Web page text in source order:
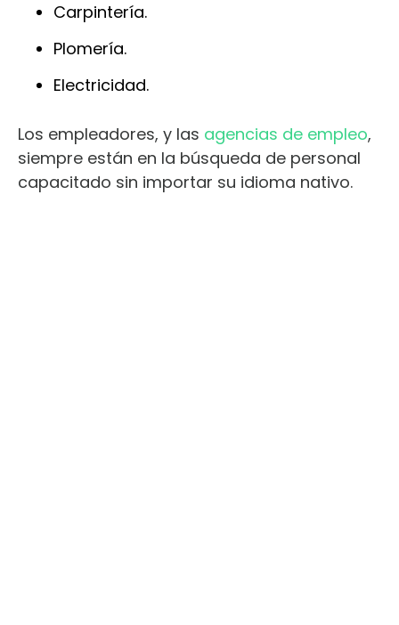
Carpintería.
Plomería.
Electricidad.
Los empleadores, y las agencias de empleo,
siempre están en la búsqueda de personal
capacitado sin importar su idioma nativo.